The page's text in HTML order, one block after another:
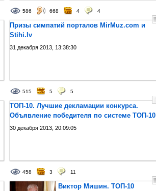
586 668 4 4
Призы симпатий порталов MirMuz.com и
Stihi.lv
31 декабря 2013, 13:38:30
515 5 5
ТОП-10. Лучшие декламации конкурса.
Объявление победителя по системе ТОП-10
30 декабря 2013, 20:09:05
458 3 11
Виктор Мишин. ТОП-10